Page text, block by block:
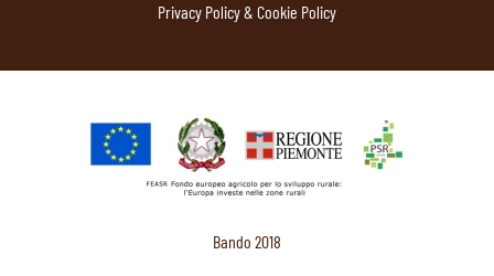
Privacy Policy & Cookie Policy
Bando 2018